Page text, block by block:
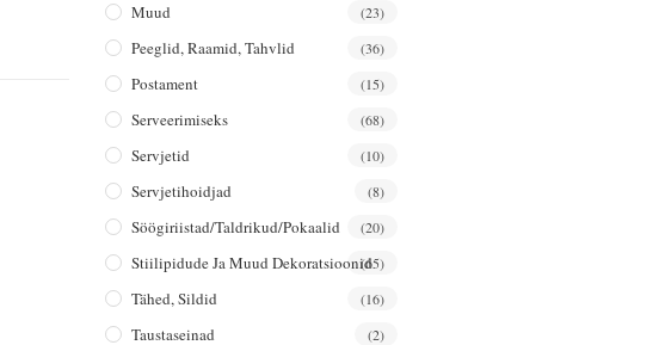
Muud (23)
Peeglid, Raamid, Tahvlid (36)
Postament (15)
Serveerimiseks (68)
Servjetid (10)
Servjetihoidjad (8)
Söögiriistad/taldrikud/pokaalid (20)
Stiilipidude Ja Muud Dekoratsioonid(65)
Tähed, Sildid (16)
Taustaseinad (2)